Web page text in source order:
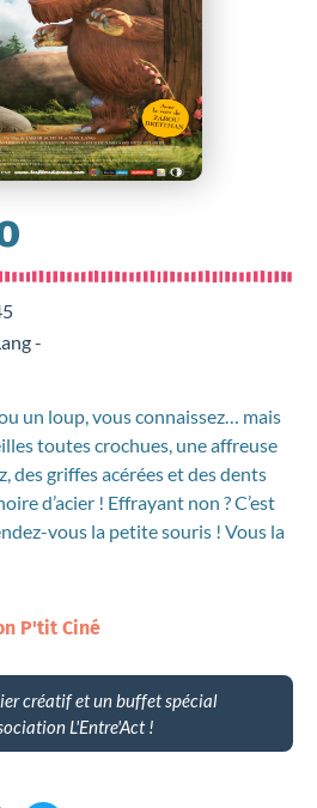
-
un loup, vous connaissez… mais
toutes crochues, une affreuse
des griffes acérées et des dents
d’acier ! Effrayant non ? C’est
vous la petite souris ! Vous la
P'tit Ciné
créatif et un buffet spécial
L'Entre'Act !